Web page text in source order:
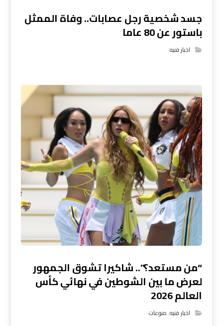
جسد شخصية رجل عصابات.. وفاة الممثل
باستور عن 80 عاما
اخبار فنيه
“من مستعد؟”.. شاكيرا تشوق الجمهور
لعرض ما بين الشوطين في نهائي كأس
العالم 2026
اخبار فنيه,منوعات